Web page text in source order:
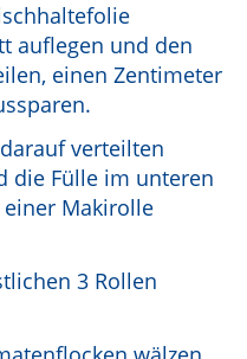
auflegen und den
einen Zentimeter
verteilten
die Fülle im unteren
Makirolle
3 Rollen